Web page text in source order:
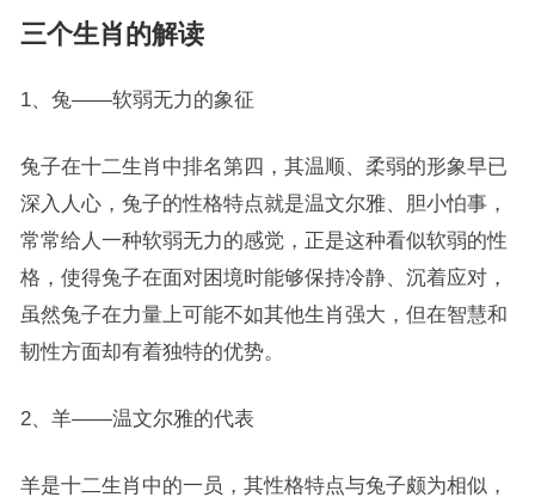
三个生肖的解读
1、兔——软弱无力的象征
兔子在十二生肖中排名第四，其温顺、柔弱的形象早已
深入人心，兔子的性格特点就是温文尔雅、胆小怕事，
常常给人一种软弱无力的感觉，正是这种看似软弱的性
格，使得兔子在面对困境时能够保持冷静、沉着应对，
虽然兔子在力量上可能不如其他生肖强大，但在智慧和
韧性方面却有着独特的优势。
2、羊——温文尔雅的代表
羊是十二生肖中的一员，其性格特点与兔子颇为相似，